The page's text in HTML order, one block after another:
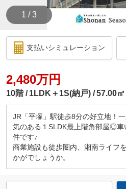
1 / 3
支払いシミュレーション
2,480万円
10階 1LDK＋1S(納戸) 57.00㎡
JR「平塚」駅徒歩8分の好立地！
気のある１SLDK最上階角部屋◎車
件です♪
商業施設も徒歩圏内、湘南ライフ
かがでしょうか。